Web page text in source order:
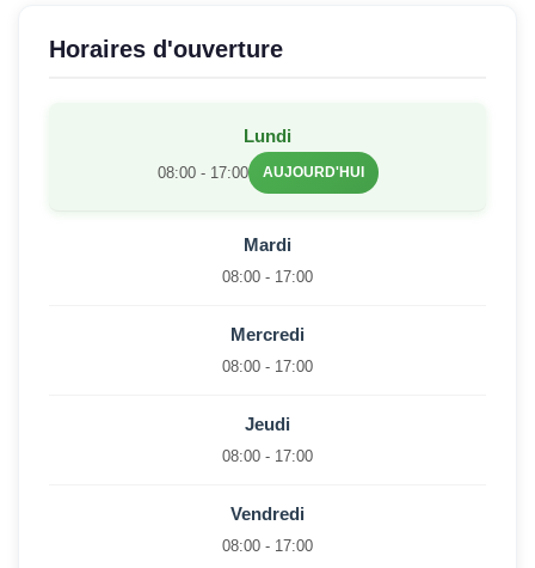
Horaires d'ouverture
Lundi
08:00 - 17:00 AUJOURD'HUI
Mardi
08:00 - 17:00
Mercredi
08:00 - 17:00
Jeudi
08:00 - 17:00
Vendredi
08:00 - 17:00